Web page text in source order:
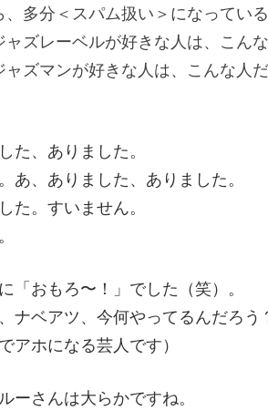
多分＜スパム扱い＞になっている
ャズレーベルが好きな人は、こん
ャズマンが好きな人は、こんな
た、ありました。
あ、ありました、ありました。
た。すいません。
「おもろ〜！」でした（笑）。
ナベアツ、今何やってるんだろう
アホになる芸人です）
ーさんは大らかですね。